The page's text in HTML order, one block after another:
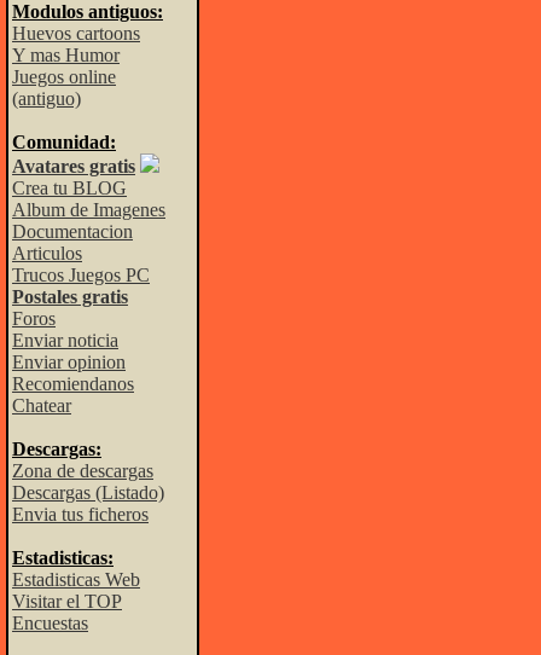
Modulos antiguos:
Huevos cartoons
Y mas Humor
Juegos online
(antiguo)
Comunidad:
Avatares gratis
Crea tu BLOG
Album de Imagenes
Documentacion
Articulos
Trucos Juegos PC
Postales gratis
Foros
Enviar noticia
Enviar opinion
Recomiendanos
Chatear
Descargas:
Zona de descargas
Descargas (Listado)
Envia tus ficheros
Estadisticas:
Estadisticas Web
Visitar el TOP
Encuestas